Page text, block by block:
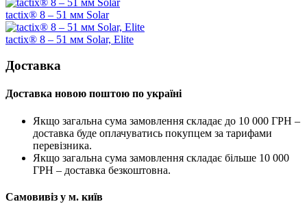
tactix® 8 – 51 мм Solar
tactix® 8 – 51 мм Solar, Elite
Доставка
Доставка новою поштою по україні
Якщо загальна сума замовлення складає до 10 000 ГРН –
доставка буде оплачуватись покупцем за тарифами
перевізника.
Якщо загальна сума замовлення складає більше 10 000
ГРН – доставка безкоштовна.
Самовивіз у м. київ